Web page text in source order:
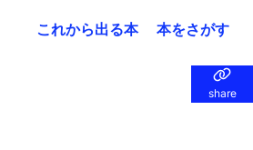
これから出る本 本をさがす
share
share